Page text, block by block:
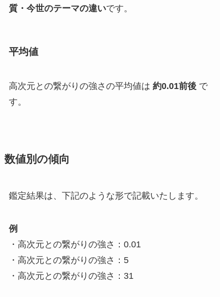
質・今世のテーマの違いです。
平均値
高次元との繋がりの強さの平均値は 約0.01前後で
す。
数値別の傾向
鑑定結果は、下記のような形で記載いたします。
例
・高次元との繋がりの強さ：0.01
・高次元との繋がりの強さ：5
・高次元との繋がりの強さ：31